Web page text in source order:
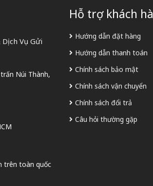
Vụ Gửi
Núi Thành,
trên toàn quốc
Hỗ trợ khách
Hướng dẫn đặt hàng
Hướng dẫn thanh toán
Chính sách bảo mật
Chính sách vận chuyển
Chính sách đổi trả
Câu hỏi thường gặp